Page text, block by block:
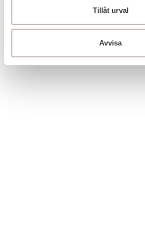
Tillåt urval
Avvisa